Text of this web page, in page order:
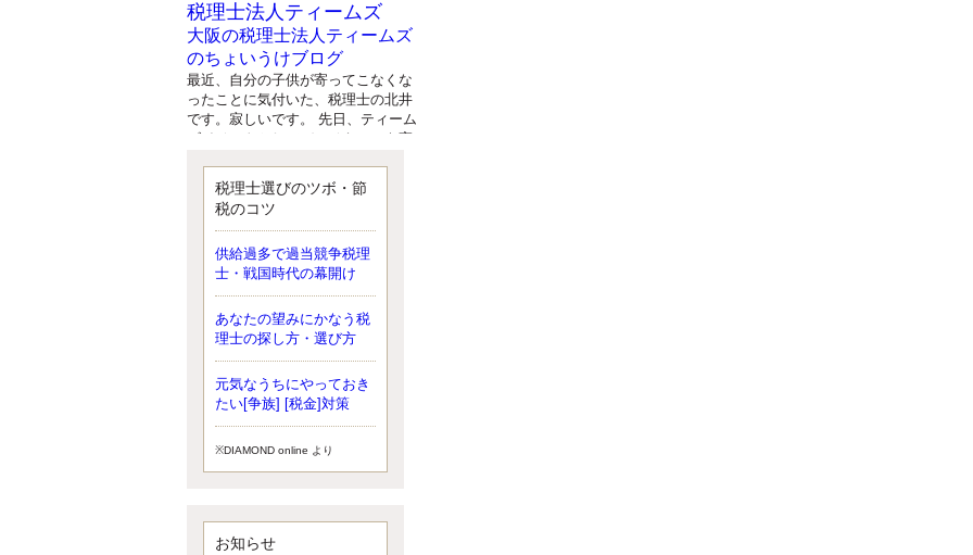
税理士法人ティームズ
大阪の税理士法人ティームズ
のちょいうけブログ
最近、自分の子供が寄ってこなくな
ったことに気付いた、税理士の北井
です。寂しいです。 先日、ティーム
ズイベントとしてバーベキューを実
と思いましたが、そこはセンスある
後のブロガーに任せようと思いま
更新:2017年5月1日(大阪市北区)
---------------------
サクセス会計事務所
サクセス税理士のお役立ちブ
ログ
平成２７年１月１日以降開始の相続
より、相続税の基礎控除額（相続税
が課税されない遺産の上限額）が縮
小されたため、お亡くなりになった
更新:2017年5月1日(大阪市中央区)
---------------------
湘南のぽっちゃり女性税理士
松村文子と湘南ＢＵ
税理士選びのツボ・節
税のコツ
供給過多で過当競争税理
士・戦国時代の幕開け
あなたの望みにかなう税
理士の探し方・選び方
元気なうちにやっておき
たい[争族] [税金]対策
※DIAMOND online より
お知らせ